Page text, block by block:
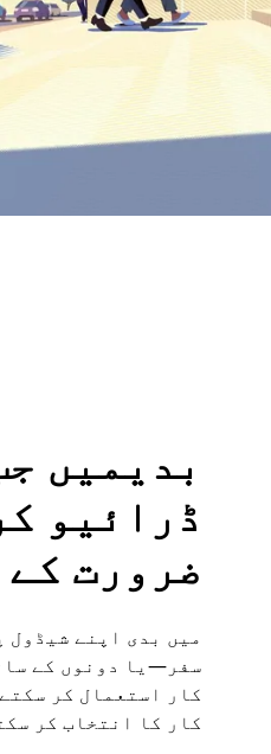
بدیمیں
ڈرائیو
ضرورت
میں بدی اپنے شیڈول
سفر—یا دونوں کے
کار کا انتخاب کر